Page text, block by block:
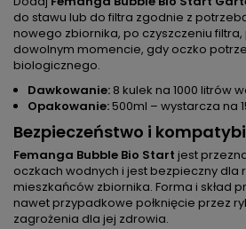
do stawu lub do filtra zgodnie z
nowego zbiornika, po czyszczeniu
dowolnym momencie, gdy oczko
biologicznego.
Dawkowanie: 8 kulek na 1000 litrów
Opakowanie:500ml – wystarcza na
Bezpieczeństwo i
Femanga Bubble Bio Start jest
oczkach wodnych i jest bezpieczny dla
mieszkańców zbiornika. Forma i skład
nawet przypadkowe połknięcie przez
zagrożenia dla jej zdrowia.